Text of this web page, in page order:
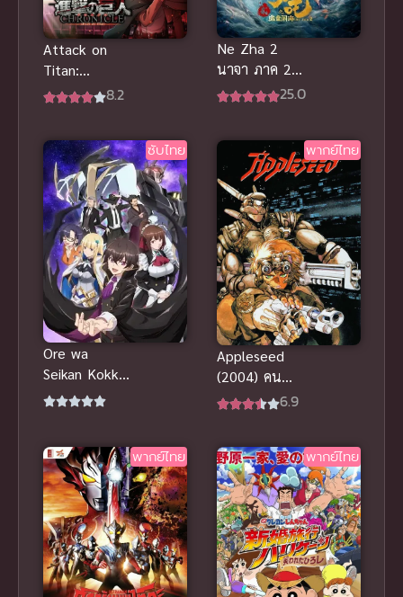
Attack on
Titan:
Chronicle ผ่า
ไทย
8.2
Ne Zha 2
นาจา ภาค 2
พากย์ไทย 25.0
ซับไทย
Ore wa
Seikan Kokka
no Akutoku
แห่งอาณาจักร
ดวงดาว!
พากย์ไทย
Appleseed
(2004) คน
จักรกลสงคราม
ไทย
6.9
พากย์ไทย พากย์ไทย